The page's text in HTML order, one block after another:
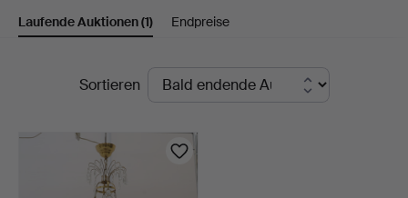
Auktionsbyrå
Laufende Auktionen(1) Endpreise
LaufendeSortieren